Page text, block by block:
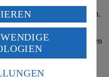
in kleine Stücke schneiden.
Scheiben oder Stücke
Zusammen mit den Möhren
und weitere ca. 20
Daten in den
willigst du im Sinne
DSGVO ein, dass deine
werden. Der EuGH sieht
europäischen